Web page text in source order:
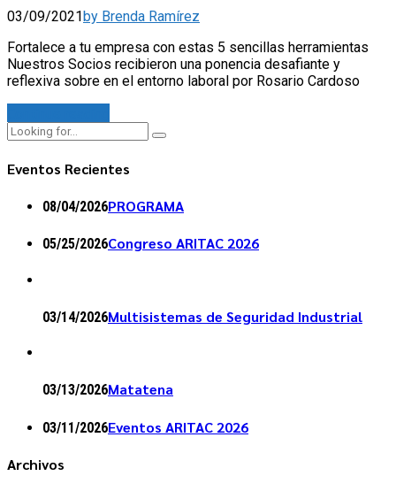
03/09/2021by Brenda Ramírez
Fortalece a tu empresa con estas 5 sencillas herramientas
Nuestros Socios recibieron una ponencia desafiante y
reflexiva sobre en el entorno laboral por Rosario Cardoso
Eventos Recientes
08/04/2026PROGRAMA
05/25/2026Congreso ARITAC 2026
03/14/2026Multisistemas de Seguridad Industrial
03/13/2026Matatena
03/11/2026Eventos ARITAC 2026
Archivos